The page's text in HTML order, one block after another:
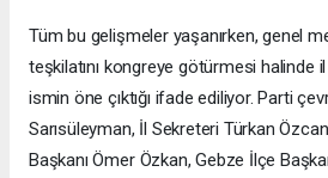
Tüm bu gelişmeler yaşanırken, genel
teşkilatını kongreye götürmesi halinde il
ismin öne çıktığı ifade ediliyor. Parti
Sarısüleyman, İl Sekreteri Türkan
Başkanı Ömer Özkan, Gebze İlçe